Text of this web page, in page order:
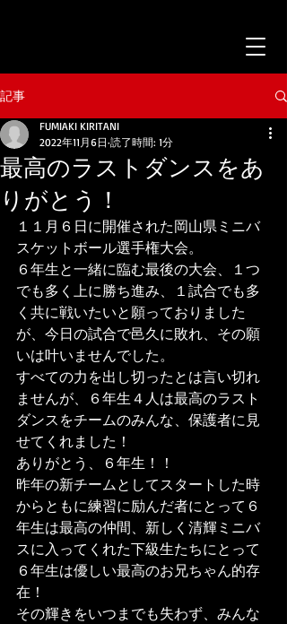
記事
最高のラストダンスをあ
りがとう！
FUMIAKI KIRITANI
2022年11月6日 読了時間: 1分
１１月６日に開催された岡山県ミニバ
スケットボール選手権大会。
６年生と一緒に臨む最後の大会、１つ
でも多く上に勝ち進み、１試合でも多
く共に戦いたいと願っておりました
が、今日の試合で邑久に敗れ、その願
いは叶いませんでした。
すべての力を出し切ったとは言い切れ
ませんが、６年生４人は最高のラスト
ダンスをチームのみんな、保護者に見
せてくれました！
ありがとう、６年生！！
昨年の新チームとしてスタートした時
からともに練習に励んだ者にとって６
年生は最高の仲間、新しく清輝ミニバ
スに入ってくれた下級生たちにとって
６年生は優しい最高のお兄ちゃん的存
在！
その輝きをいつまでも失わず、みんな